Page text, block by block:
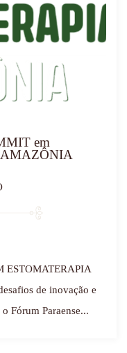
em
AMAZÔNIA
ESTOMATERAPIA
de inovação e
Fórum Paraense...